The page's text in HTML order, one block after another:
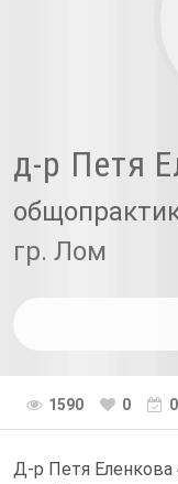
д-р Петя
гр. Лом
1590 0 0
Д-р Петя Еленкова